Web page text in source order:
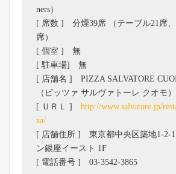
ners）
[ 席数 ] 分煙39席 （テーブル21席
席）
[ 個室 ] 無
[ 駐車場] 無
[ 店舗名 ] PIZZA SALVATORE
（ピッツァ サルヴァトーレ クオモ）
[ ＵＲＬ ] http://www.salvatore.jp/
za/
[ 店舗住所 ] 東京都中央区築地1-2-
ン銀座イースト 1F
[ 電話番号 ] 03-3542-3865